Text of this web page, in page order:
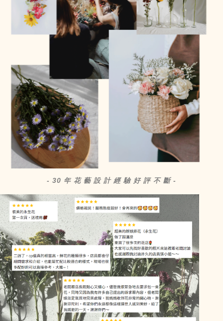
- 30 年 花 藝 設 計 經 驗 好 評 不 斷 -